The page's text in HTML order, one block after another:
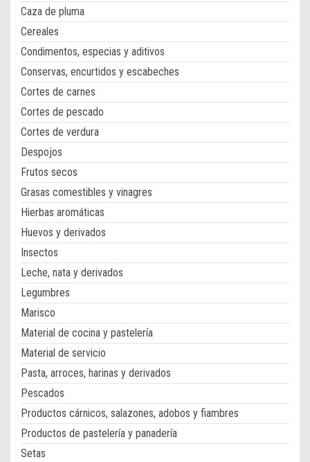
Caza de pluma
Cereales
Condimentos, especias y aditivos
Conservas, encurtidos y escabeches
Cortes de carnes
Cortes de pescado
Cortes de verdura
Despojos
Frutos secos
Grasas comestibles y vinagres
Hierbas aromáticas
Huevos y derivados
Insectos
Leche, nata y derivados
Legumbres
Marisco
Material de cocina y pastelería
Material de servicio
Pasta, arroces, harinas y derivados
Pescados
Productos cárnicos, salazones, adobos y fiambres
Productos de pastelería y panadería
Setas